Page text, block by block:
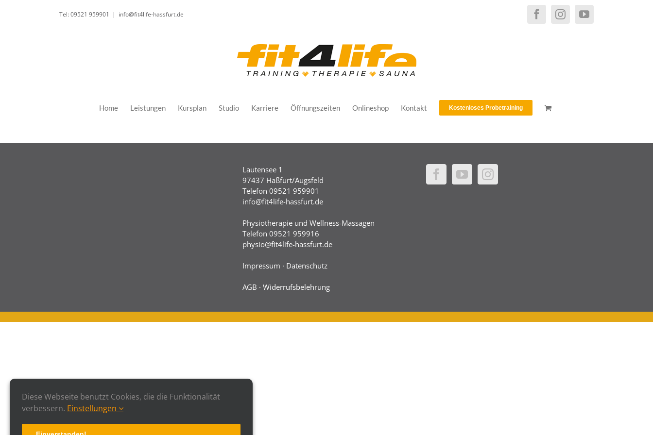
Tel: 09521 959901 | info@fit4life-hassfurt.de FacebookInstagramYouTube
Home Leistungen Kursplan Studio Karriere Öffnungszeiten Onlineshop Kontakt Kostenloses Probetraining
Lautensee 1
97437 Haßfurt/Augsfeld
Telefon 09521 959901
info@fit4life-hassfurt.de
Physiotherapie und Wellness-Massagen
Telefon 09521 959916
physio@fit4life-hassfurt.de
Impressum · Datenschutz
AGB ·Widerrufsbelehrung
Diese Webseite benutzt Cookies, die die Funktionalität
verbessern. Einstellungen